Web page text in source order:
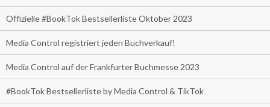
Offizielle #BookTok Bestsellerliste Oktober 2023
Media Control registriert jeden Buchverkauf!
Media Control auf der Frankfurter Buchmesse 2023
#BookTok Bestsellerliste by Media Control & TikTok